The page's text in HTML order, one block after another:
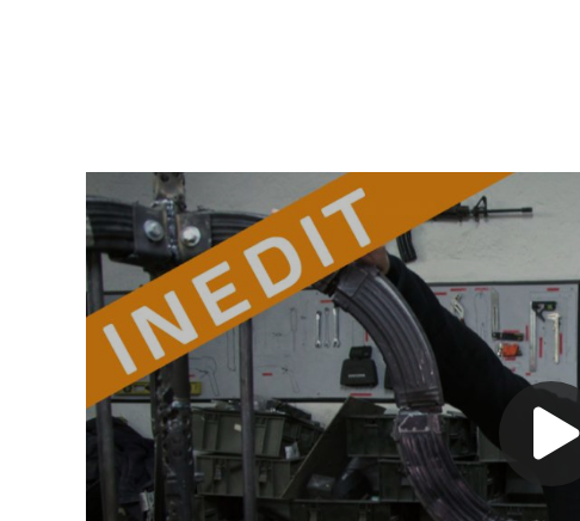
Nathalie DANIEL - Echo-Mer